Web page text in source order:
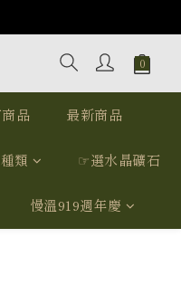
品 最新商品
類 ☞選水晶礦石
慢溫919週年慶